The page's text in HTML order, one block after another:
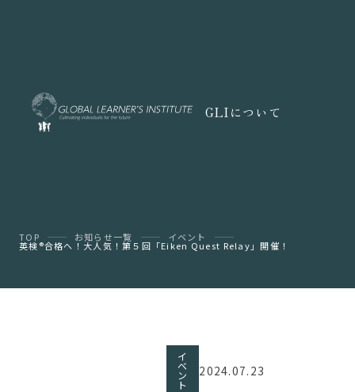
GLIについて
TOP お知らせ一覧 イベント
英検®︎合格へ！大人気！第５回「Eiken Quest Relay」開催！
イ
ベ
ン
ト
2024.07.23